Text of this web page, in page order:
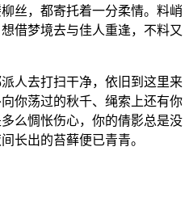
丝，都寄托着一分柔情。料峭
借梦境去与佳人重逢，不料又
人去打扫干净，依旧到这里来
你荡过的秋千、绳索上还有你
么惆怅伤心，你的倩影总是没
长出的苔藓便已青青。